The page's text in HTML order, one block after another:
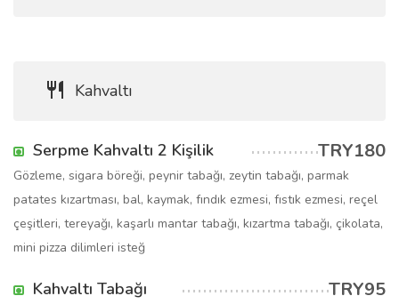
Kahvaltı
Serpme Kahvaltı 2 Kişilik TRY180
Gözleme, sigara böreği, peynir tabağı, zeytin tabağı, parmak
patates kızartması, bal, kaymak, fındık ezmesi, fıstık ezmesi, reçel
çeşitleri, tereyağı, kaşarlı mantar tabağı, kızartma tabağı, çikolata,
mini pizza dilimleri isteğ
Kahvaltı Tabağı TRY95